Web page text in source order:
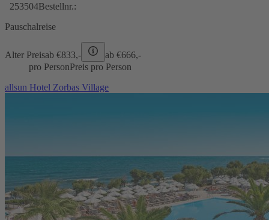
253504Bestellnr.:
Pauschalreise
Alter Preisab €833,- ab €666,-
pro PersonPreis pro Person
allsun Hotel Zorbas Village